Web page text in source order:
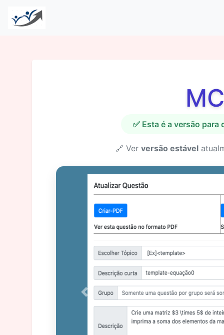
✅ Esta é a versão
🔗 Ver versão estável
Previous